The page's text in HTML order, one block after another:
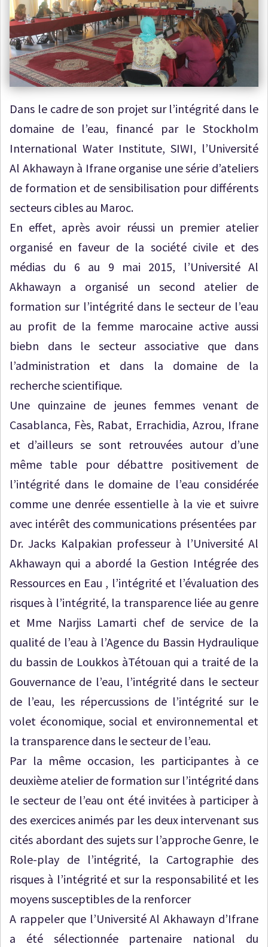
Dans le cadre de son projet sur l’intégrité dans le
domaine de l’eau, financé par le Stockholm
International Water Institute, SIWI, l’Université
Al Akhawayn à Ifrane organise une série d’ateliers
de formation et de sensibilisation pour différents
secteurs cibles au Maroc.
En effet, après avoir réussi un premier atelier
organisé en faveur de la société civile et des
médias du 6 au 9 mai 2015, l’Université Al
Akhawayn a organisé un second atelier de
formation sur l’intégrité dans le secteur de l’eau
au profit de la femme marocaine active aussi
biebn dans le secteur associative que dans
l’administration et dans la domaine de la
recherche scientifique.
Une quinzaine de jeunes femmes venant de
Casablanca, Fès, Rabat, Errachidia, Azrou, Ifrane
et d’ailleurs se sont retrouvées autour d’une
même table pour débattre positivement de
l’intégrité dans le domaine de l’eau considérée
comme une denrée essentielle à la vie et suivre
avec intérêt des communications présentées par
Dr. Jacks Kalpakian professeur à l’Université Al
Akhawayn qui a abordé la Gestion Intégrée des
Ressources en Eau , l’intégrité et l’évaluation des
risques à l’intégrité, la transparence liée au genre
et Mme Narjiss Lamarti chef de service de la
qualité de l’eau à l’Agence du Bassin Hydraulique
du bassin de Loukkos àTétouan qui a traité de la
Gouvernance de l’eau, l’intégrité dans le secteur
de l’eau, les répercussions de l’intégrité sur le
volet économique, social et environnemental et
la transparence dans le secteur de l’eau.
Par la même occasion, les participantes à ce
deuxième atelier de formation sur l’intégrité dans
le secteur de l’eau ont été invitées à participer à
des exercices animés par les deux intervenant sus
cités abordant des sujets sur l’approche Genre, le
Role-play de l’intégrité, la Cartographie des
risques à l’intégrité et sur la responsabilité et les
moyens susceptibles de la renforcer
A rappeler que l’Université Al Akhawayn d’Ifrane
a été sélectionnée partenaire national du